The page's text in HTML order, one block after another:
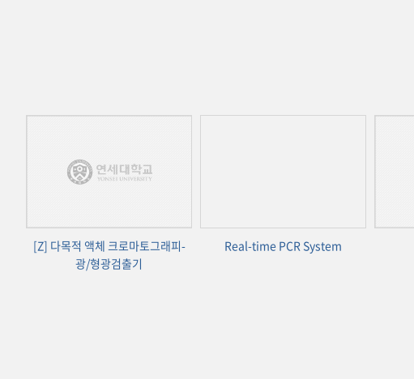
[Z] 다목적 액체 크로마토그래피-
광/형광검출기
Real-time PCR System